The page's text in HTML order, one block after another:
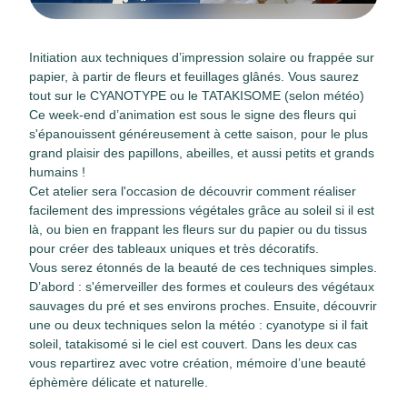
Initiation aux techniques d’impression solaire ou frappée sur
papier, à partir de fleurs et feuillages glânés. Vous saurez
tout sur le CYANOTYPE ou le TATAKISOME (selon météo)
Ce week-end d’animation est sous le signe des fleurs qui
s'épanouissent généreusement à cette saison, pour le plus
grand plaisir des papillons, abeilles, et aussi petits et grands
humains !
Cet atelier sera l'occasion de découvrir comment réaliser
facilement des impressions végétales grâce au soleil si il est
là, ou bien en frappant les fleurs sur du papier ou du tissus
pour créer des tableaux uniques et très décoratifs.
Vous serez étonnés de la beauté de ces techniques simples.
D’abord : s'émerveiller des formes et couleurs des végétaux
sauvages du pré et ses environs proches. Ensuite, découvrir
une ou deux techniques selon la météo : cyanotype si il fait
soleil, tatakisomé si le ciel est couvert. Dans les deux cas
vous repartirez avec votre création, mémoire d’une beauté
éphèmère délicate et naturelle.